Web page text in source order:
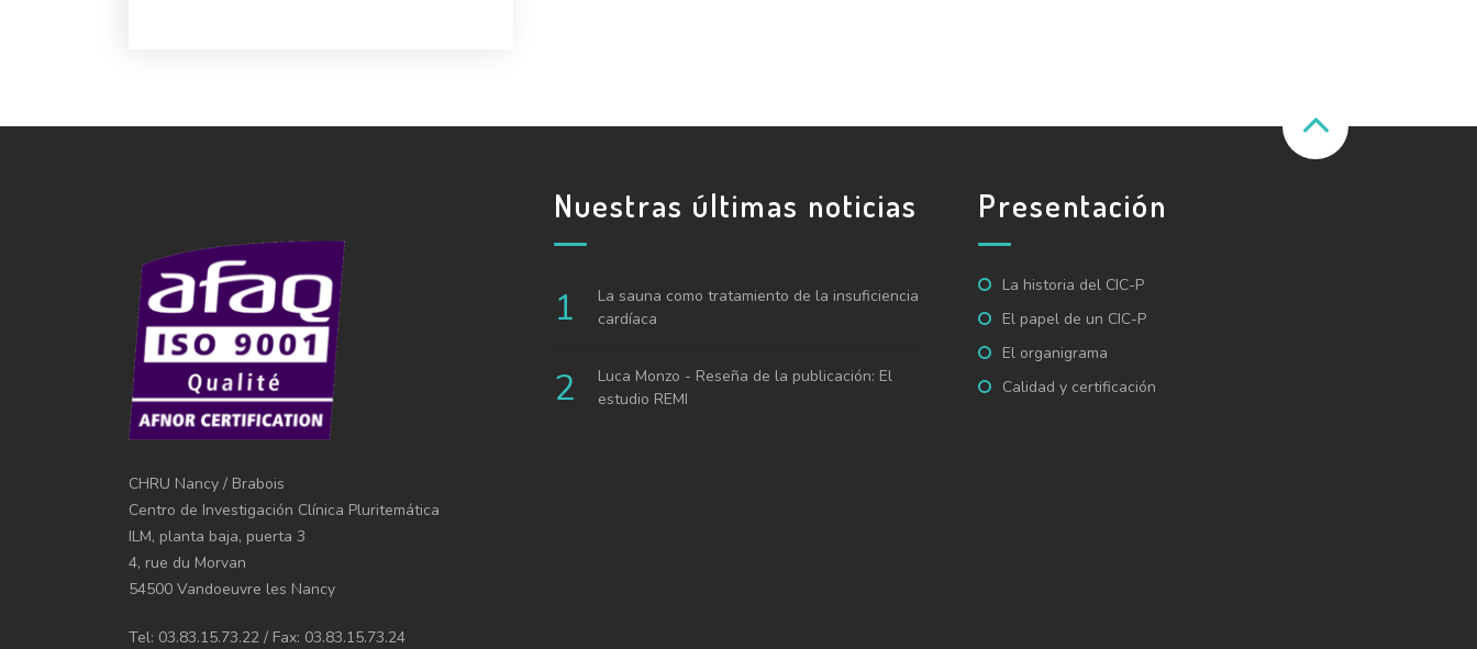
CHRU Nancy / Brabois
Centro de Investigación Clínica Pluritemática
ILM, planta baja, puerta 3
4, rue du Morvan
54500 Vandoeuvre les Nancy
Tel: 03.83.15.73.22 / Fax: 03.83.15.73.24
Nuestras últimas noticias
La sauna como tratamiento de la insuficiencia
cardíaca
Luca Monzo - Reseña de la publicación: El
estudio REMI
Presentación
La historia del CIC-P
El papel de un CIC-P
El organigrama
Calidad y certificación